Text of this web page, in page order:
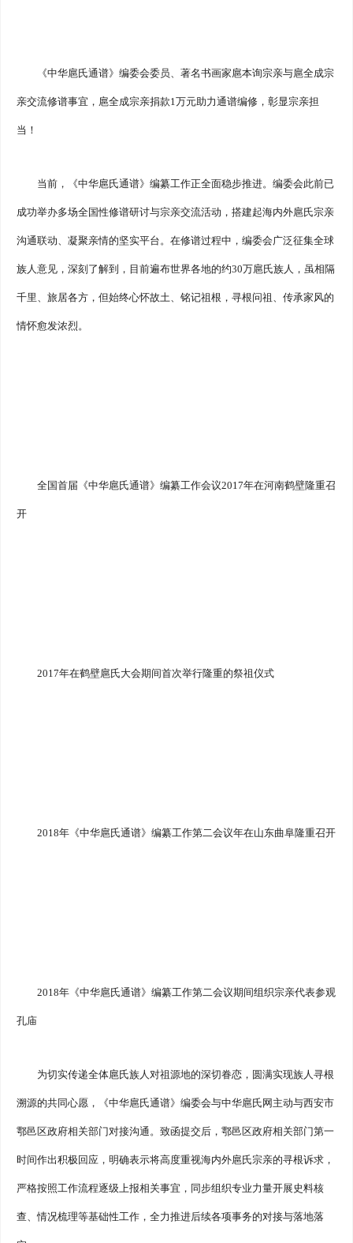
《中华扈氏通谱》编委会委员、著名书画家扈本询宗亲与扈全成宗
亲交流修谱事宜，扈全成宗亲捐款1万元助力通谱编修，彰显宗亲担
当！
当前，《中华扈氏通谱》编纂工作正全面稳步推进。编委会此前已
成功举办多场全国性修谱研讨与宗亲交流活动，搭建起海内外扈氏宗亲
沟通联动、凝聚亲情的坚实平台。在修谱过程中，编委会广泛征集全球
族人意见，深刻了解到，目前遍布世界各地的约30万扈氏族人，虽相隔
千里、旅居各方，但始终心怀故土、铭记祖根，寻根问祖、传承家风的
情怀愈发浓烈。
全国首届《中华扈氏通谱》编纂工作会议2017年在河南鹤壁隆重召
开
2017年在鹤壁扈氏大会期间首次举行隆重的祭祖仪式
2018年《中华扈氏通谱》编纂工作第二会议年在山东曲阜隆重召开
2018年《中华扈氏通谱》编纂工作第二会议期间组织宗亲代表参观
孔庙
为切实传递全体扈氏族人对祖源地的深切眷恋，圆满实现族人寻根
溯源的共同心愿，《中华扈氏通谱》编委会与中华扈氏网主动与西安市
鄠邑区政府相关部门对接沟通。致函提交后，鄠邑区政府相关部门第一
时间作出积极回应，明确表示将高度重视海内外扈氏宗亲的寻根诉求，
严格按照工作流程逐级上报相关事宜，同步组织专业力量开展史料核
查、情况梳理等基础性工作，全力推进后续各项事务的对接与落地落